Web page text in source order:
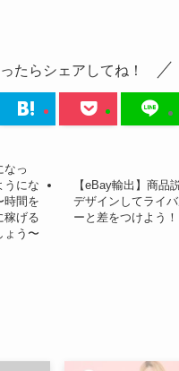
たらシェアしてね！
なっ
うにな
時間を
稼げる
ょう〜
【eBay輸出】商品
デザインしてライ
ーと差をつけよう！